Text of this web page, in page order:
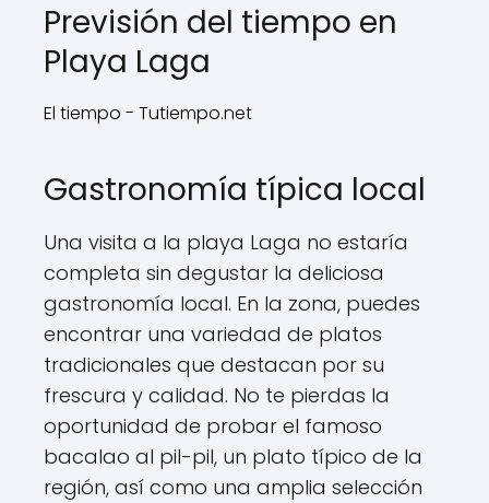
Previsión del tiempo en
Playa Laga
El tiempo - Tutiempo.net
Gastronomía típica local
Una visita a la playa Laga no estaría
completa sin degustar la deliciosa
gastronomía local. En la zona, puedes
encontrar una variedad de platos
tradicionales que destacan por su
frescura y calidad. No te pierdas la
oportunidad de probar el famoso
bacalao al pil-pil, un plato típico de la
región, así como una amplia selección